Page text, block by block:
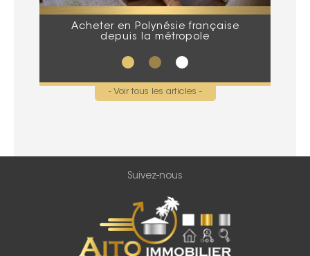
Acheter en Polynésie française
depuis la métropole
- Voir tous les articles -
Suivez-nous